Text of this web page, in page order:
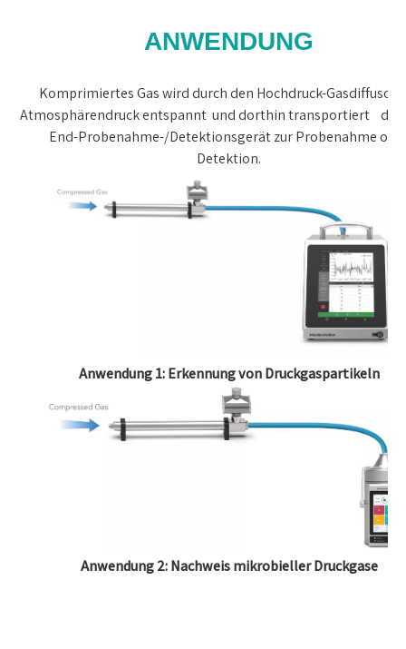
ANWENDUNG
Komprimiertes Gas wird durch den Hochdruck-Gasdiffusor
Atmosphärendruck entspannt und dorthin transportiert das
End-Probenahme-/Detektionsgerät zur Probenahme
Detektion.
Anwendung 1: Erkennung von Druckgaspartikeln
Anwendung 2: Nachweis mikrobieller Druckgase